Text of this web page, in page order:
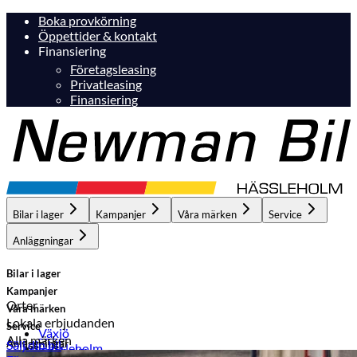
Boka provkörning
Öppettider & kontakt
Finansiering
Företagsleasing
Privatleasing
Finansiering
Bilar i lager Kampanjer Våra märken Service
Anläggningar
Bilar i lager
Orter
Växjö
Hässleholm
Kampanjer
Lokala erbjudanden
Hässleholm
Våra märken
Alla märken
Service
Anläggningar
Sälj din bil